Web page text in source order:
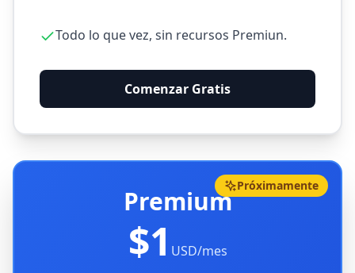
Todo lo que vez, sin recursos Premiun.
Comenzar Gratis
Próximamente
Premium
$1 USD/mes